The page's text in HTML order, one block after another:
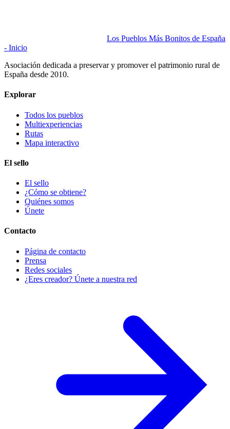
Los Pueblos Más Bonitos de España
- Inicio
Asociación dedicada a preservar y promover el patrimonio rural de
España desde 2010.
Explorar
Todos los pueblos
Multiexperiencias
Rutas
Mapa interactivo
El sello
El sello
¿Cómo se obtiene?
Quiénes somos
Únete
Contacto
Página de contacto
Prensa
Redes sociales
¿Eres creador? Únete a nuestra red